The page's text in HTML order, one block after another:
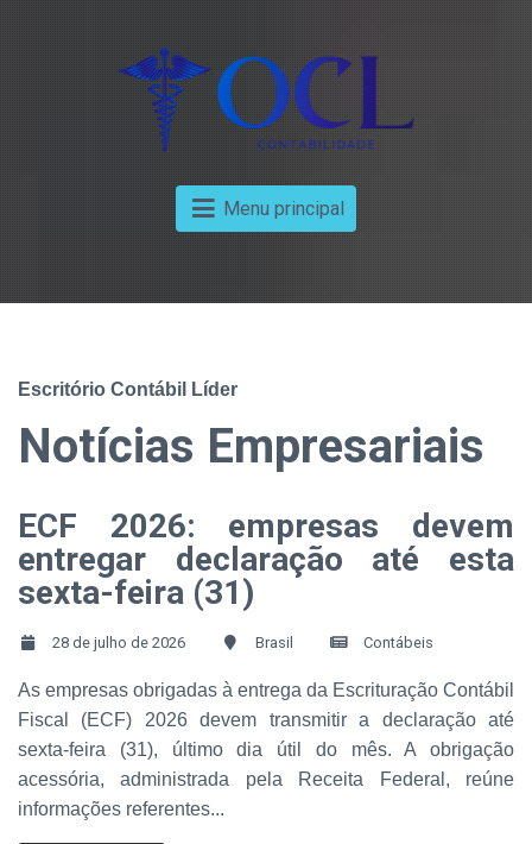
Menu principal
Escritório Contábil Líder
Notícias Empresariais
ECF 2026: empresas devem
entregar declaração até esta
sexta-feira (31)
28 de julho de 2026 Brasil Contábeis
As empresas obrigadas à entrega da Escrituração Contábil
Fiscal (ECF) 2026 devem transmitir a declaração até
sexta-feira (31), último dia útil do mês. A obrigação
acessória, administrada pela Receita Federal, reúne
informações referentes...